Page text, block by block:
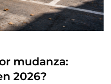
mudanza:
2026?